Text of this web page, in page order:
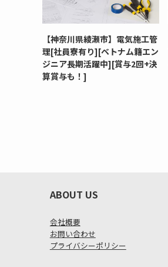
【神奈川県綾瀬市】電気施工管
理[社員寮有り][ベトナム籍エン
ジニア長期活躍中][賞与2回+決
算賞与も！]
ABOUT US
会社概要
お問い合わせ
プライバシーポリシー